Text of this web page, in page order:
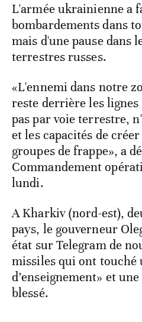
L'armée ukrainienne a
bombardements dans
mais d'une pause dans
terrestres russes.
«L'ennemi dans notre
reste derrière les lignes
pas par voie terrestre,
et les capacités de
groupes de frappe», a
Commandement
lundi.
A Kharkiv (nord-est),
pays, le gouverneur
état sur Telegram de
missiles qui ont touché
d’enseignement» et
blessé.